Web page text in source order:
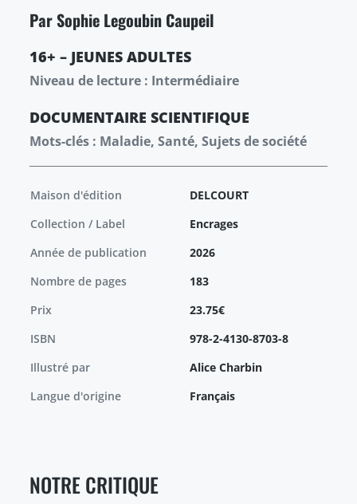
Par Sophie Legoubin Caupeil
16+ – JEUNES ADULTES
Niveau de lecture : Intermédiaire
DOCUMENTAIRE SCIENTIFIQUE
Mots-clés : Maladie, Santé, Sujets de société
Maison d'édition
DELCOURT
Collection / Label
Encrages
Année de publication
2026
Nombre de pages
183
Prix
23.75€
ISBN
978-2-4130-8703-8
Illustré par
Alice Charbin
Langue d'origine
Français
NOTRE CRITIQUE